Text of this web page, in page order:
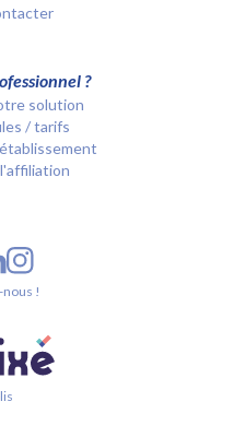
?
solution
/ tarifs
nous !